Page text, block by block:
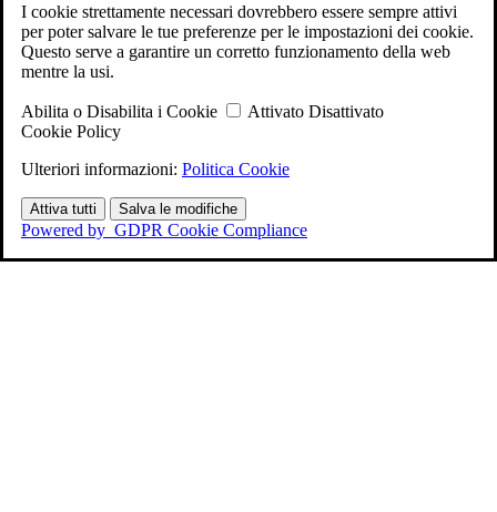
I cookie strettamente necessari dovrebbero essere sempre attivi
per poter salvare le tue preferenze per le impostazioni dei cookie.
Questo serve a garantire un corretto funzionamento della web
mentre la usi.
Abilita o Disabilita i Cookie Attivato Disattivato
Cookie Policy
Ulteriori informazioni: Politica Cookie
Attiva tutti Salva le modifiche
Powered by GDPR Cookie Compliance